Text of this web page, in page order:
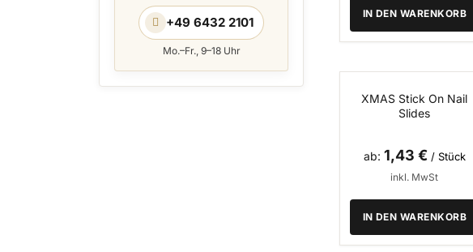
IN DEN WARENKORB
BESTSELLER
XMAS Stick On Nail
Slides
ab 1,43 € / Stück
inkl. MwSt
IN DEN WARENKORB
+49 6432 2101
Mo.–Fr., 9–18 Uhr